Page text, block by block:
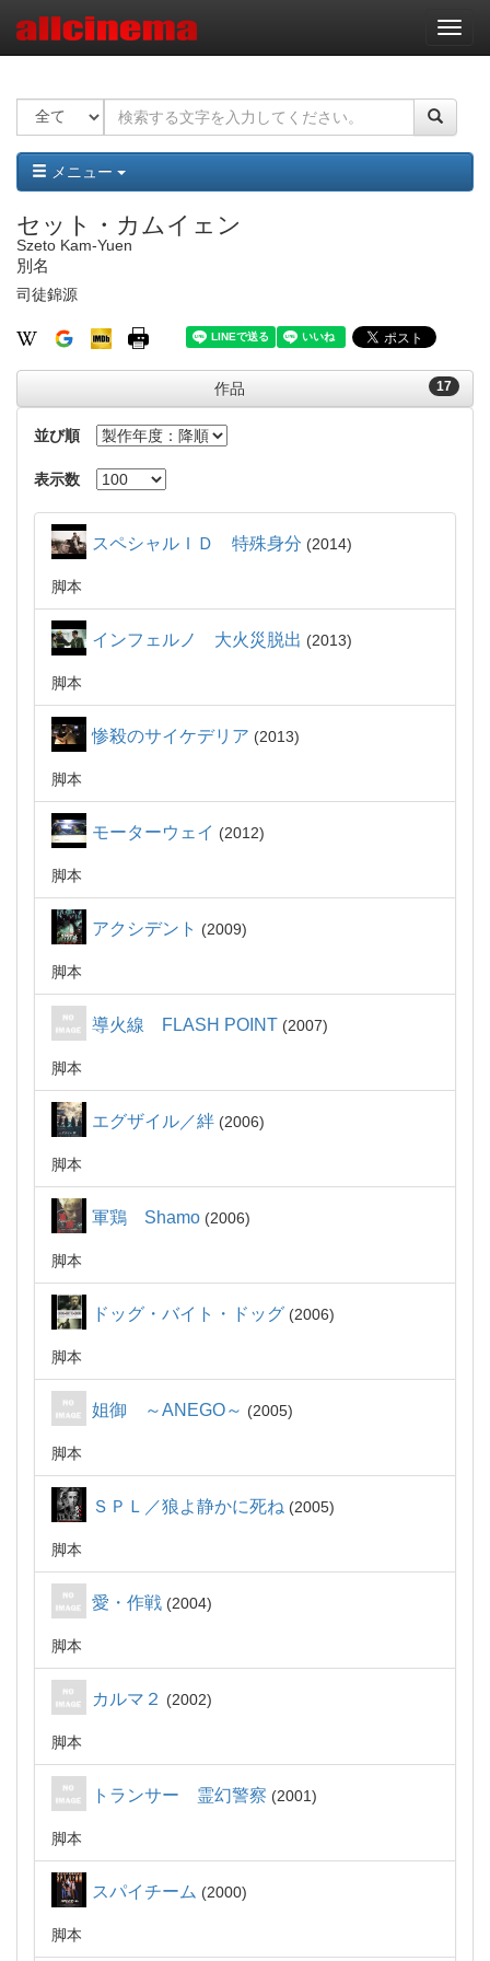
ナ
ビ
ー
ョ
ン
メニュー
セット・カムイェン
Szeto Kam-Yuen
別名
司徒錦源
17
作品
並び順
表示数
スペシャルＩＤ 特殊身分 2014
脚本
インフェルノ 大火災脱出 2013
脚本
惨殺のサイケデリア 2013
脚本
モーターウェイ 2012
脚本
アクシデント 2009
脚本
導火線 FLASH POINT 2007
脚本
エグザイル／絆 2006
脚本
軍鶏 Shamo 2006
脚本
ドッグ・バイト・ドッグ 2006
脚本
姐御 ～ANEGO～ 2005
脚本
ＳＰＬ／狼よ静かに死ね 2005
脚本
愛・作戦 2004
脚本
カルマ２ 2002
脚本
トランサー 霊幻警察 2001
脚本
スパイチーム 2000
脚本